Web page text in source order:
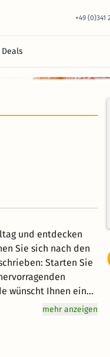
+49 (0)341
Deals
und entdecken
Sie sich nach den
Starten Sie
wünscht Ihnen einen
mehr anzeigen